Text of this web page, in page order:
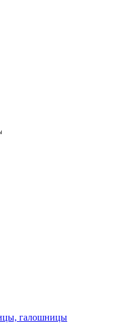
галошницы